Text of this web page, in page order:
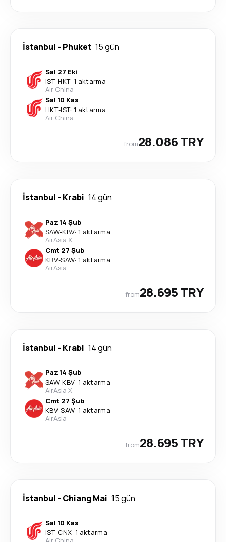
İstanbul - Phuket 15 gün
Sal 27 Eki
IST-HKT· 1 aktarma
Air China
Sal 10 Kas
HKT-IST· 1 aktarma
Air China
from28.086 TRY
İstanbul - Krabi 14 gün
Paz 14 Şub
SAW-KBV· 1 aktarma
AirAsia X
Cmt 27 Şub
KBV-SAW· 1 aktarma
AirAsia
from28.695 TRY
İstanbul - Krabi 14 gün
Paz 14 Şub
SAW-KBV· 1 aktarma
AirAsia X
Cmt 27 Şub
KBV-SAW· 1 aktarma
AirAsia
from28.695 TRY
İstanbul - Chiang Mai 15 gün
Sal 10 Kas
IST-CNX· 1 aktarma